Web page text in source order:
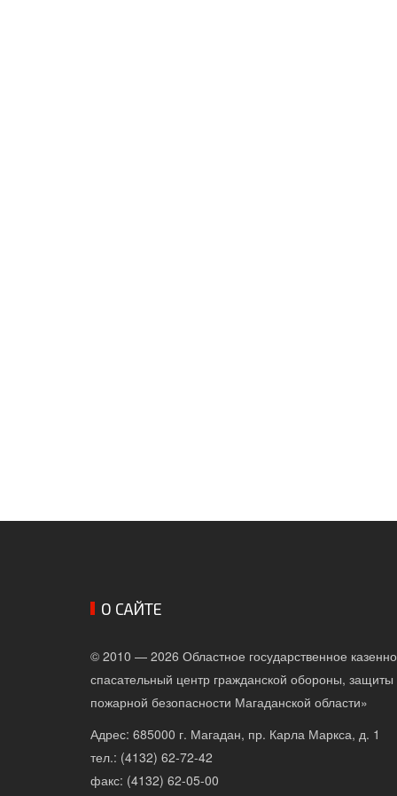
О САЙТЕ
© 2010 — 2026 Областное государственное
спасательный центр гражданской обороны,
пожарной безопасности Магаданской области»
Адрес: 685000 г. Магадан, пр. Карла Маркса, д. 1
тел.: (4132) 62-72-42
факс: (4132) 62-05-00